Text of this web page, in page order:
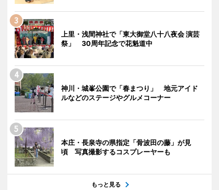
上里・浅間神社で「東大御堂八十八夜会 演芸
祭」 30周年記念で花魁道中
神川・城峯公園で「春まつり」 地元アイド
ルなどのステージやグルメコーナー
本庄・長泉寺の県指定「骨波田の藤」が見
頃 写真撮影するコスプレーヤーも
もっと見る